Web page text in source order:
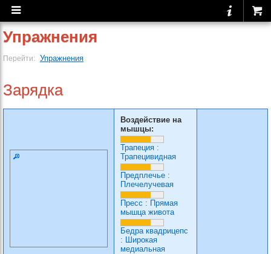
Упражнения
Перейти: Упражнения
Зарядка
Воздействие на
мышцы:
Трапеция :
Трапецивидная
Предплечье :
Плечелучевая
Пресс : Прямая
мышца живота
Бедра квадрицепс
: Широкая
медиальная